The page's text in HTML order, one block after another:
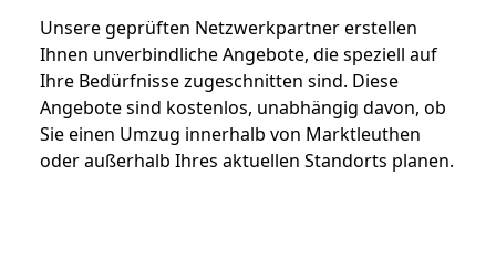
Unsere geprüften Netzwerkpartner erstellen
Ihnen unverbindliche Angebote, die speziell auf
Ihre Bedürfnisse zugeschnitten sind. Diese
Angebote sind kostenlos, unabhängig davon, ob
Sie einen Umzug innerhalb von Marktleuthen
oder außerhalb Ihres aktuellen Standorts planen.